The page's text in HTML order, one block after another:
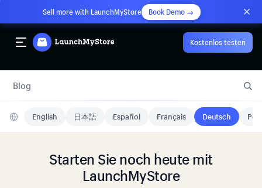
Sell more with LaunchMyStore Book Demo →
Kostenlos testen
Blog
English 日本語 Español Français Deutsch
Starten Sie noch heute mit
LaunchMyStore